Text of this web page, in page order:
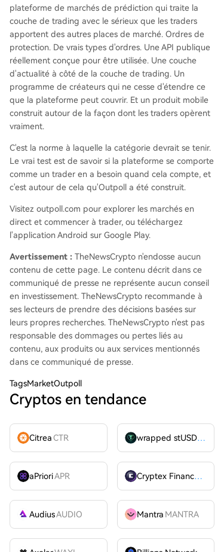
plateforme de marchés de prédiction qui traite la
couche de trading avec le sérieux que les traders
apportent des autres places de marché. Ordres de
protection. De vrais types d'ordres. Une API publique
réellement conçue pour être utilisée. Une couche
d'actualité à côté de la couche de trading. Un
programme de créateurs qui ne cesse d'étendre ce
que la plateforme peut couvrir. Et un produit mobile
construit autour de la façon dont les traders opèrent
vraiment.
C'est la norme à laquelle la catégorie devrait se tenir.
Le vrai test est de savoir si la plateforme se comporte
comme un trader en a besoin quand cela compte, et
c'est autour de cela qu'Outpoll a été construit.
Visitez outpoll.com pour explorer les marchés en
direct et commencer à trader, ou téléchargez
l'application Android sur Google Play.
Avertissement : TheNewsCrypto n'endosse aucun
contenu de cette page. Le contenu décrit dans ce
communiqué de presse ne représente aucun conseil
en investissement. TheNewsCrypto recommande à
ses lecteurs de prendre des décisions basées sur
leurs propres recherches. TheNewsCrypto n'est pas
responsable des dommages ou pertes liés au
contenu, aux produits ou aux services mentionnés
dans ce communiqué de presse.
TagsMarketOutpoll
Cryptos en tendance
CitreaCTR wrapped stUSDT
aPrioriAPR Cryptex FinanceCTX
AudiusAUDIO Mantra MANTRA